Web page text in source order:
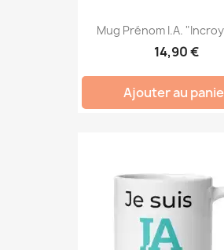
Mug Prénom I.A.
14,90 €
Ajouter au